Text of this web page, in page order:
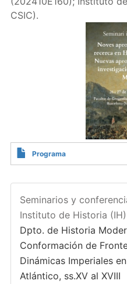
CSIC).
Programa
Seminarios y
Instituto de Historia (IH)
Dpto. de Historia
Conformación de
Dinámicas Imperiales
Atlántico, ss.XV al XVIII